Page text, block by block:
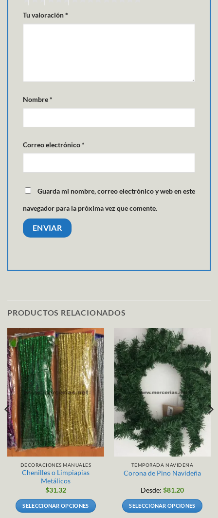
Tu valoración*
Nombre*
Correo electrónico*
Guarda mi nombre, correo electrónico y web en este
navegador para la próxima vez que comente.
PRODUCTOS RELACIONADOS
DECORACIONES MANUALES
Chenilles o Limpiapias
Metálicos
$31.32
SELECCIONAR OPCIONES
TEMPORADA NAVIDEÑA
Corona de Pino Navideña
Desde: $81.20
SELECCIONAR OPCIONES